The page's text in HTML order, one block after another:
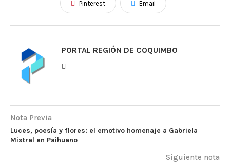
Pinterest Email
PORTAL REGIÓN DE COQUIMBO
Nota Previa
Luces, poesía y flores: el emotivo homenaje a Gabriela
Mistral en Paihuano
Siguiente nota